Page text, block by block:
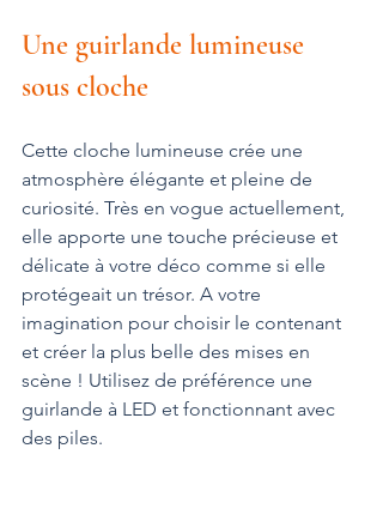
Une guirlande lumineuse
sous cloche
Cette cloche lumineuse crée une
atmosphère élégante et pleine de
curiosité. Très en vogue actuellement,
elle apporte une touche précieuse et
délicate à votre déco comme si elle
protégeait un trésor. A votre
imagination pour choisir le contenant
et créer la plus belle des mises en
scène ! Utilisez de préférence une
guirlande à LED et fonctionnant avec
des piles.